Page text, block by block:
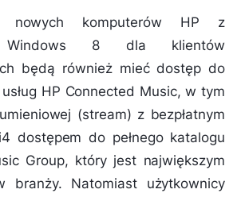
nowych komputerów HP z
Windows 8 dla klientów
będą również mieć dostęp do
HP Connected Music, w tym
(stream) z bezpłatnym
dostępem do pełnego katalogu
Group, który jest największym
branży. Natomiast użytkownicy